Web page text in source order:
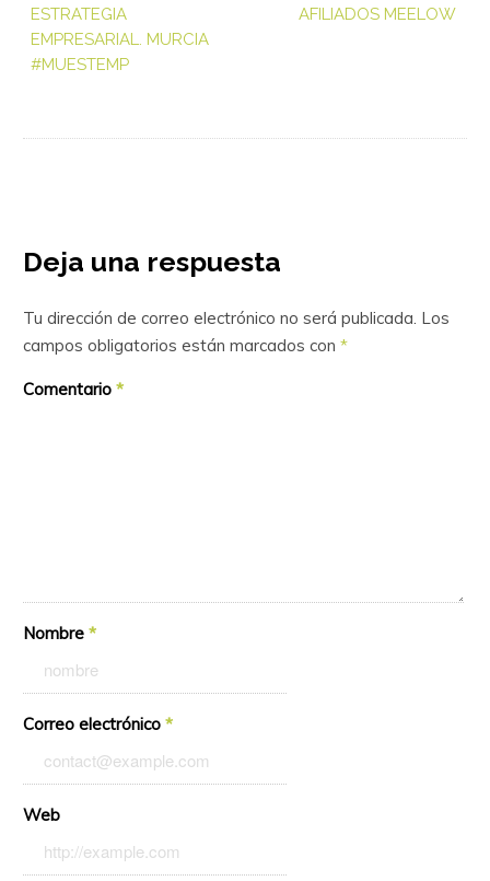
ESTRATEGIA
EMPRESARIAL. MURCIA
#MUESTEMP
AFILIADOS MEELOW
Deja una respuesta
Tu dirección de correo electrónico no será publicada. Los
campos obligatorios están marcados con *
Comentario *
Nombre *
Correo electrónico *
Web